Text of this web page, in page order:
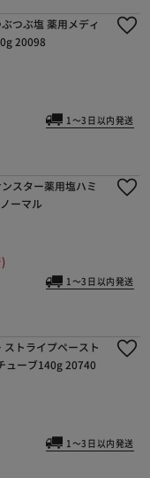
ぶつぶ塩 薬用メディ
20098
1～3日以内発送
ンスター薬用塩ハミ
ーマル
1～3日以内発送
トライプペースト
ューブ140g 20740
1～3日以内発送